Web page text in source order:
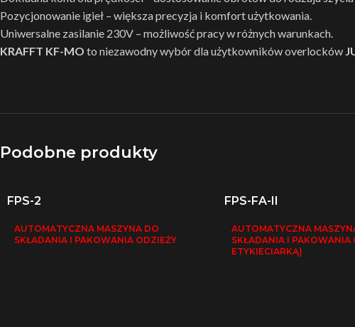
Pozycjonowanie igieł – większa precyzja i komfort użytkowania.
Uniwersalne zasilanie 230V – możliwość pracy w różnych warunkach.
KRAFFT KF-MO to niezawodny wybór dla użytkowników overlocków
Podobne produkty
FPS-2
AUTOMATYCZNA MASZYNA DO
SKŁADANIA I PAKOWANIA ODZIEŻY
FPS-FA-II
AUTOMATYCZNA
SKŁADANIA I PAKOWANIA
ETYKIECIARKĄ)